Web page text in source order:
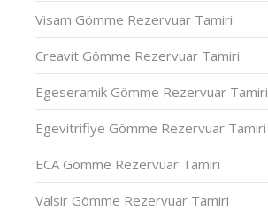
Visam Gömme Rezervuar Tamiri
Creavit Gömme Rezervuar Tamiri
Egeseramik Gömme Rezervuar Tamiri
Egevitrifiye Gömme Rezervuar Tamiri
ECA Gömme Rezervuar Tamiri
Valsir Gömme Rezervuar Tamiri